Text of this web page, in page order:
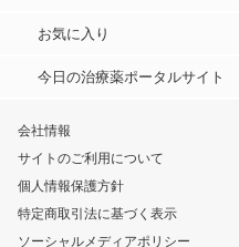
お気に入り
今日の治療薬ポータルサイト
会社情報
サイトのご利用について
個人情報保護方針
特定商取引法に基づく表示
ソーシャルメディアポリシー